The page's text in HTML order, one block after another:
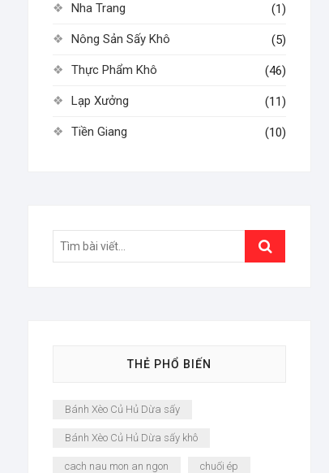
Nha Trang (1)
Nông Sản Sấy Khô (5)
Thực Phẩm Khô (46)
Lạp Xưởng (11)
Tiền Giang (10)
Search
THẺ PHỔ BIẾN
Bánh Xèo Củ Hủ Dừa sấy
Bánh Xèo Củ Hủ Dừa sấy khô
cach nau mon an ngon chuối ép